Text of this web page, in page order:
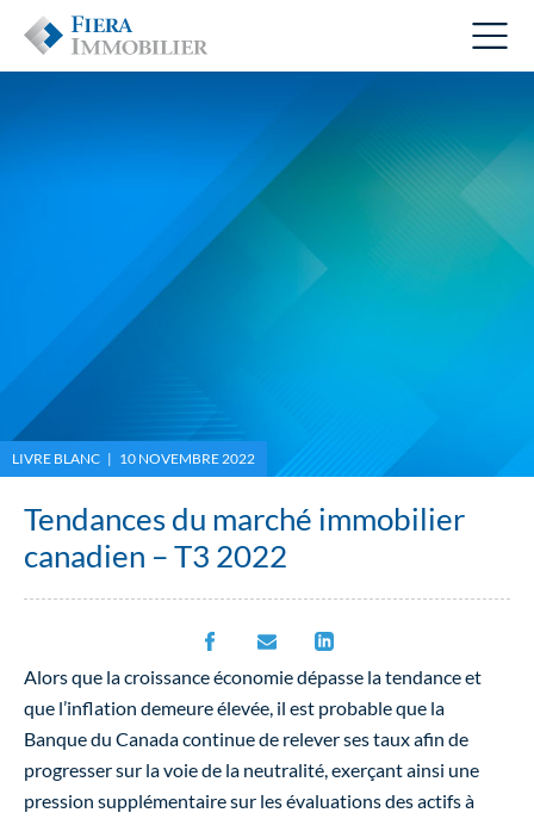
LIVRE BLANC | 10 NOVEMBRE 2022
Tendances du marché immobilier
canadien – T3 2022
Alors que la croissance économie dépasse la tendance et
que l’inflation demeure élevée, il est probable que la
Banque du Canada continue de relever ses taux afin de
progresser sur la voie de la neutralité, exerçant ainsi une
pression supplémentaire sur les évaluations des actifs à